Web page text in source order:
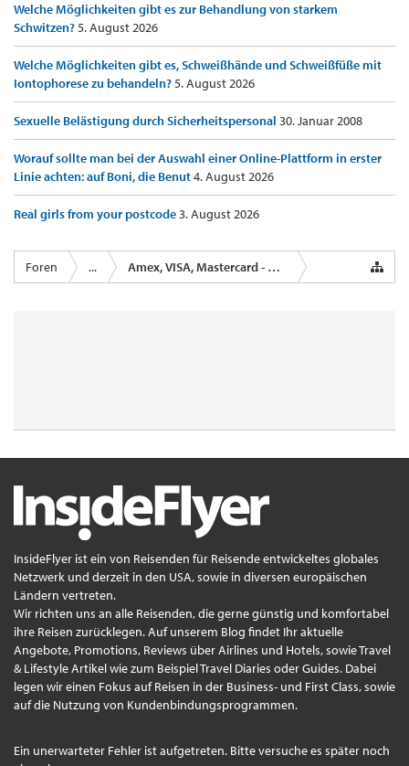
Welche Möglichkeiten gibt es zur Behandlung von starkem
Schwitzen?5. August 2026
Welche Möglichkeiten gibt es, Schweißhände und Schweißfüße mit
Iontophorese zu behandeln?5. August 2026
Sexuelle Belästigung durch Sicherheitspersonal 30. Januar 2008
Worauf sollte man bei der Auswahl einer Online-Plattform in erster
Linie achten: auf Boni, die Benut4. August 2026
Real girls from your postcode3. August 2026
Foren ... Amex, VISA, Mastercard - Kreditkartenanbieter
InsideFlyer ist ein von Reisenden für Reisende entwickeltes globales
Netzwerk und derzeit in den USA, sowie in diversen europäischen
Ländern vertreten.
Wir richten uns an alle Reisenden, die gerne günstig und komfortabel
ihre Reisen zurücklegen. Auf unserem Blog findet Ihr aktuelle
Angebote, Promotions, Reviews über Airlines und Hotels, sowie Travel
& Lifestyle Artikel wie zum Beispiel Travel Diaries oder Guides. Dabei
legen wir einen Fokus auf Reisen in der Business- und First Class, sowie
auf die Nutzung von Kundenbindungsprogrammen.
Ein unerwarteter Fehler ist aufgetreten. Bitte versuche es später noch